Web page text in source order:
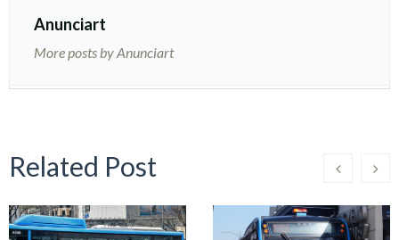
Anunciart
More posts by Anunciart
Related Post